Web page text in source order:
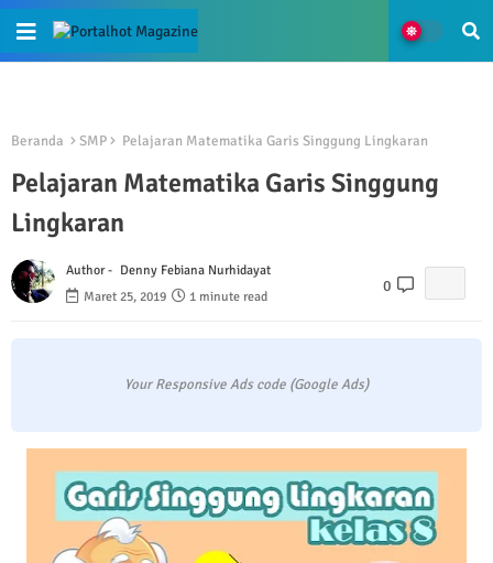
Beranda SMP Pelajaran Matematika Garis Singgung Lingkaran
Pelajaran Matematika Garis Singgung
Lingkaran
Author - Denny Febiana Nurhidayat
Maret 25, 2019
1 minute read
0
Your Responsive Ads code (Google Ads)